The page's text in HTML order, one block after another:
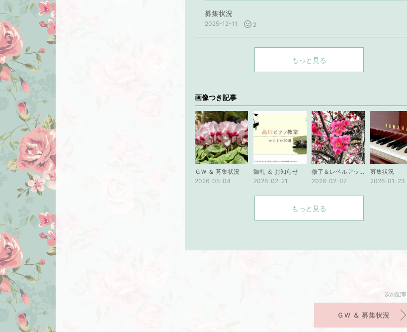
募集状況
2025-12-11 2
もっと見る
画像つき記事
ＧＷ ＆ 募集状況
2026-05-04
御礼 ＆ お知らせ
2026-02-21
修了＆レベルアップ おめでとう！
2026-02-07
募集状況
2026-01-23
もっと見る
次の記事
ＧＷ ＆ 募集状況